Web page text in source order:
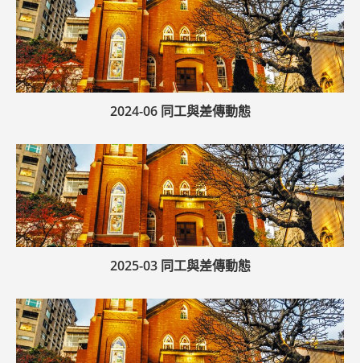
2024-06 同工與差傳動態
2025-03 同工與差傳動態